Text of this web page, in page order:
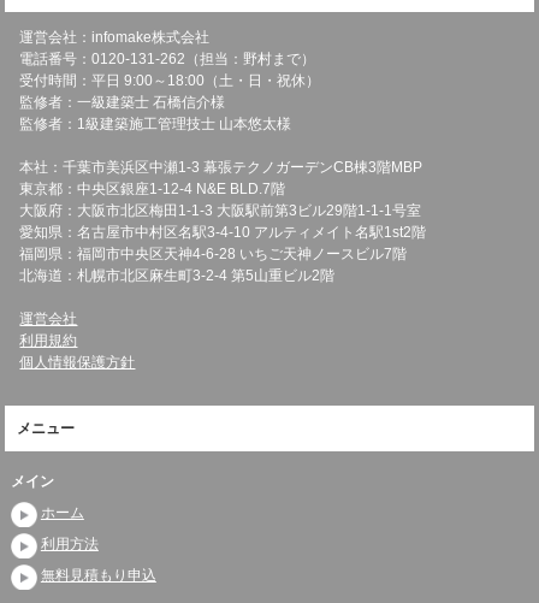
運営会社：infomake株式会社
電話番号：0120-131-262（担当：野村まで）
受付時間：平日 9:00～18:00（土・日・祝休）
監修者：一級建築士 石橋信介様
監修者：1級建築施工管理技士 山本悠太様
本社：千葉市美浜区中瀬1-3 幕張テクノガーデンCB棟3階MBP
東京都：中央区銀座1-12-4 N&E BLD.7階
大阪府：大阪市北区梅田1-1-3 大阪駅前第3ビル29階1-1-1号室
愛知県：名古屋市中村区名駅3-4-10 アルティメイト名駅1st2階
福岡県：福岡市中央区天神4-6-28 いちご天神ノースビル7階
北海道：札幌市北区麻生町3-2-4 第5山重ビル2階
運営会社
利用規約
個人情報保護方針
メニュー
メイン
ホーム
利用方法
無料見積もり申込